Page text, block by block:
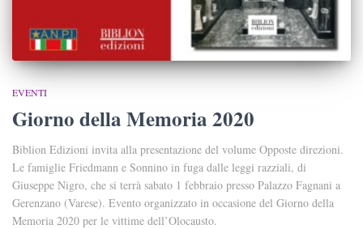
EVENTI
Giorno della Memoria 2020
Biblion Edizioni invita alla presentazione del volume Opposte direzioni.
Le famiglie Friedmann e Sonnino in fuga dalle leggi razziali, di
Giuseppe Nigro, che si terrà sabato 1 febbraio presso Palazzo Fagnani a
Gerenzano (Varese). Evento organizzato in occasione del Giorno della
Memoria 2020 per le vittime dell’Olocausto.